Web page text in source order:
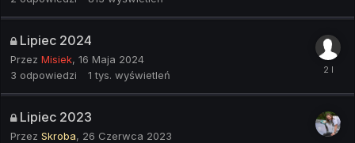
Lipiec 2024
Przez Misiek, 16 Maja 2024
3 odpowiedzi 1 tys. wyświetleń
Lipiec 2023
Przez Skroba, 26 Czerwca 2023